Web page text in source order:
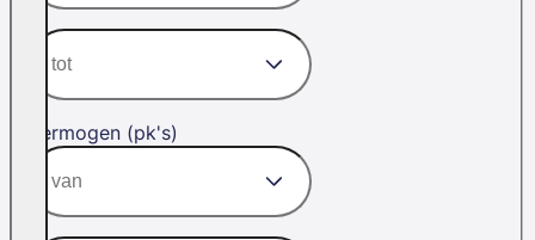
Vermogen (pk's)